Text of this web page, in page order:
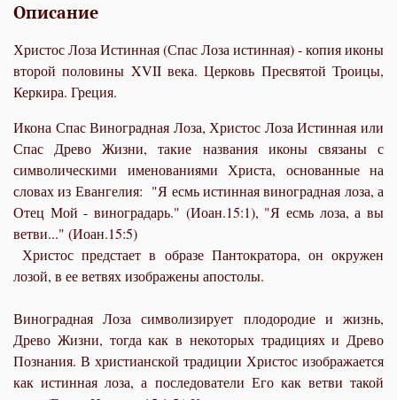
Описание
Христос Лоза Истинная (Спас Лоза истинная) - копия иконы
второй половины XVII века. Церковь Пресвятой Троицы,
Керкира. Греция.
Икона Спас Виноградная Лоза, Христос Лоза Истинная или
Спас Древо Жизни, такие названия иконы связаны с
символическими именованиями Христа, основанные на
словах из Евангелия: "Я есмь истинная виноградная лоза, а
Отец Мой - виноградарь." (Иоан.15:1), "Я есмь лоза, а вы
ветви..." (Иоан.15:5)
Христос предстает в образе Пантократора, он окружен
лозой, в ее ветвях изображены апостолы.
Виноградная Лоза символизирует плодородие и жизнь,
Древо Жизни, тогда как в некоторых традициях и Древо
Познания. В христианской традиции Христос изображается
как истинная лоза, а последователи Его как ветви такой